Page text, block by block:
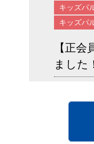
セミ
ア）
2026年
のご
キッズパ
キッズパ
【正
ました
2026
キッズパ